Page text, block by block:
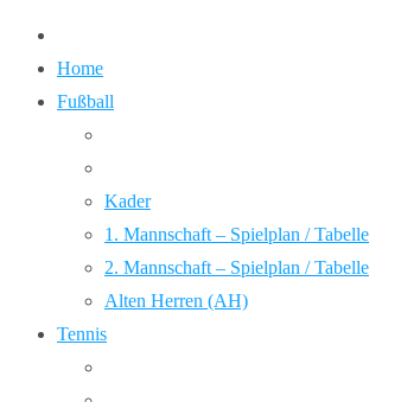
Home
Fußball
Kader
1. Mannschaft – Spielplan / Tabelle
2. Mannschaft – Spielplan / Tabelle
Alten Herren (AH)
Tennis